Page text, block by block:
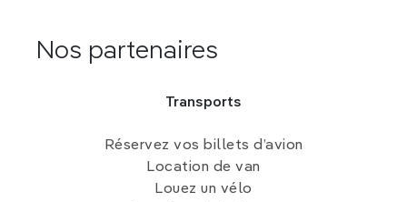
Nos partenaires
Transports
Réservez vos billets d’avion
Location de van
Louez un vélo